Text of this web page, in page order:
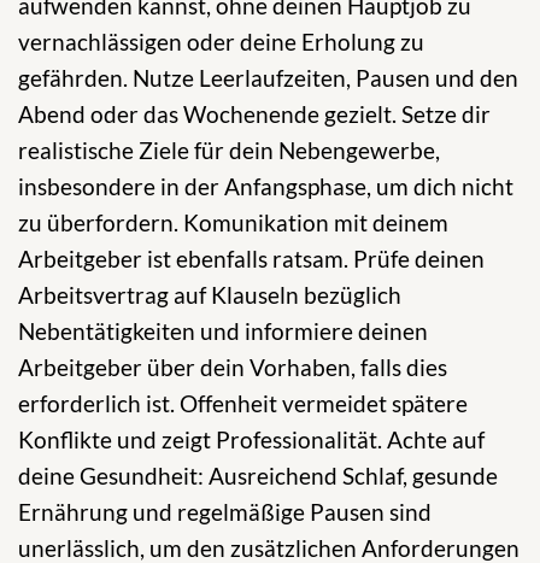
vernachlässigen oder deine Erholung zu
gefährden. Nutze Leerlaufzeiten, Pausen und den
Abend oder das Wochenende gezielt. Setze dir
realistische Ziele für dein Nebengewerbe,
insbesondere in der Anfangsphase, um dich nicht
zu überfordern. Komunikation mit deinem
Arbeitgeber ist ebenfalls ratsam. Prüfe deinen
Arbeitsvertrag auf Klauseln bezüglich
Nebentätigkeiten und informiere deinen
Arbeitgeber über dein Vorhaben, falls dies
erforderlich ist. Offenheit vermeidet spätere
Konflikte und zeigt Professionalität. Achte auf
deine Gesundheit: Ausreichend Schlaf, gesunde
Ernährung und regelmäßige Pausen sind
unerlässlich, um den zusätzlichen Anforderungen